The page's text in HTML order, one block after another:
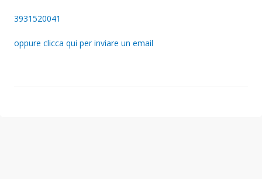
3931520041
oppure clicca qui per inviare un email